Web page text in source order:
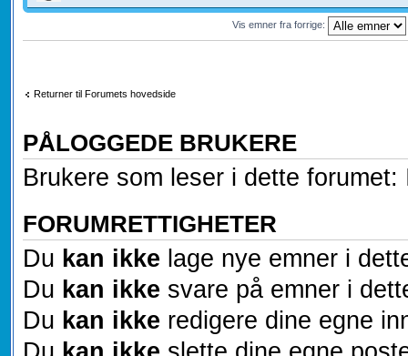
Vis emner fra forrige:
Returner til Forumets hovedside
PÅLOGGEDE BRUKERE
Brukere som leser i dette
FORUMRETTIGHETER
Du kan ikke lage nye emner i
Du kan ikke svare på emner i
Du kan ikke redigere dine egne